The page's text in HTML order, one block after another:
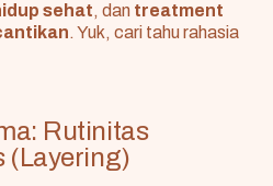
sehat, dan treatment
. Yuk, cari tahu rahasia
Rutinitas
(Layering)